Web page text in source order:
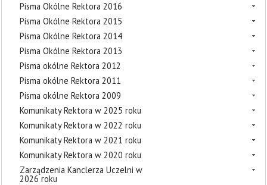
Pisma Okólne Rektora 2016
Pisma Okólne Rektora 2015
Pisma Okólne Rektora 2014
Pisma Okólne Rektora 2013
Pisma okólne Rektora 2012
Pisma okólne Rektora 2011
Pisma okólne Rektora 2009
Komunikaty Rektora w 2025 roku
Komunikaty Rektora w 2022 roku
Komunikaty Rektora w 2021 roku
Komunikaty Rektora w 2020 roku
Zarządzenia Kanclerza Uczelni w
2026 roku